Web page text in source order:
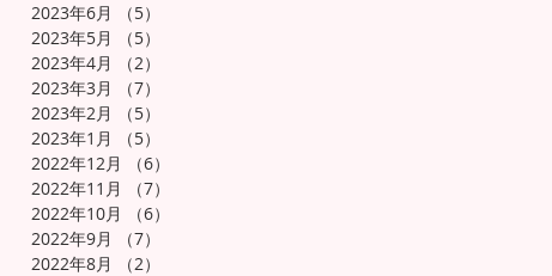
2023年6月
（5）
2023年5月
（5）
2023年4月
（2）
2023年3月
（7）
2023年2月
（5）
2023年1月
（5）
2022年12月
（6）
2022年11月
（7）
2022年10月
（6）
2022年9月
（7）
2022年8月
（2）